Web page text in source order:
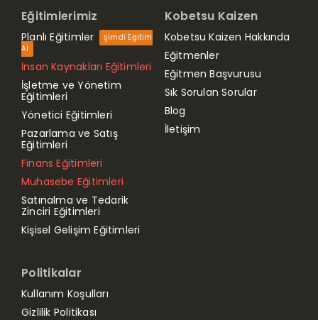
Eğitimlerimiz
Planlı Eğitimler
Şimdi Eğitim
Al
İnsan Kaynakları Eğitimleri
İşletme ve Yönetim
Eğitimleri
Yönetici Eğitimleri
Pazarlama ve Satış
Eğitimleri
Finans Eğitimleri
Muhasebe Eğitimleri
Satınalma ve Tedarik
Zinciri Eğitimleri
Kişisel Gelişim Eğitimleri
Kobetsu Kaizen
Kobetsu Kaizen Hakkında
Eğitmenler
Eğitmen Başvurusu
Sık Sorulan Sorular
Blog
İletişim
Politikalar
Kullanım Koşulları
Gizlilik Politikası